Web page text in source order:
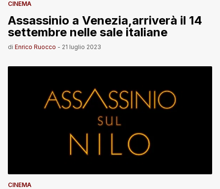
CINEMA
Assassinio a Venezia,arriverà il 14
settembre nelle sale italiane
di Enrico Ruocco - 21 luglio 2023
CINEMA